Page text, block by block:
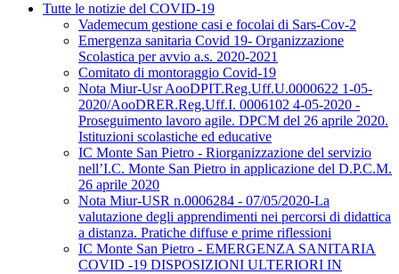
Tutte le notizie del COVID-19
Vademecum gestione casi e focolai di Sars-Cov-2
Emergenza sanitaria Covid 19- Organizzazione
Scolastica per avvio a.s. 2020-2021
Comitato di montoraggio Covid-19
Nota Miur-Usr AooDPIT.Reg.Uff.U.0000622 1-05-
2020/AooDRER.Reg.Uff.I. 0006102 4-05-2020 -
Proseguimento lavoro agile. DPCM del 26 aprile 2020.
Istituzioni scolastiche ed educative
IC Monte San Pietro - Riorganizzazione del servizio
nell’I.C. Monte San Pietro in applicazione del D.P.C.M.
26 aprile 2020
Nota Miur-USR n.0006284 - 07/05/2020-La
valutazione degli apprendimenti nei percorsi di didattica
a distanza. Pratiche diffuse e prime riflessioni
IC Monte San Pietro - EMERGENZA SANITARIA
COVID -19 DISPOSIZIONI ULTERIORI IN